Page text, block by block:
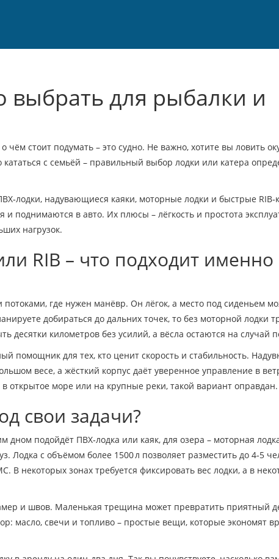
выбрать для рыбалки и
чём стоит подумать – это судно. Не важно, хотите вы ловить
с семьёй – правильный выбор лодки или катера
надувающиеся каяки, моторные лодки и быстрые
поднимаются в авто. Их плюсы – лёгкость и простота
нагрузок.
RIB – что подходит именно
потоками, где нужен манёвр. Он лёгок, а место под сиденьем
добираться до дальних точек, то без моторной лодки
десятки километров без усилий, а вёсла остаются на случай
помощник для тех, кто ценит скорость и стабильность.
весе, а жёсткий корпус даёт уверенное управление в
открытое море или на крупные реки, такой вариант оправдан.
свои задачи?
подойдёт ПВХ‑лодка или каяк, для озера – моторная
Лодка с объёмом более 1500 л позволяет разместить до 4‑5
В некоторых зонах требуется фиксировать вес лодки, а в
и швов. Маленькая трещина может превратить приятный
масло, свечи и топливо – простые вещи, которые экономят